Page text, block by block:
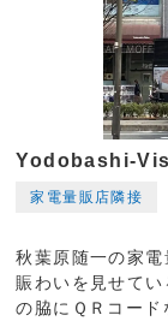
Yodobashi-
家電量販店隣接
秋葉原随一の家
賑わいを見せて
の脇にＱＲコー